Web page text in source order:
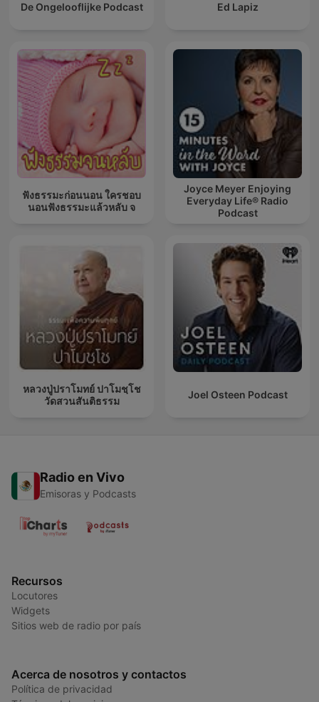
De Ongelooflijke Podcast Ed Lapiz
ฟังธรรมะก่อนนอน ใครชอบ
นอนฟังธรรมะแล้วหลับ จ
Joyce Meyer Enjoying
Everyday Life® Radio
Podcast
หลวงปู่ปราโมทย์ ปาโมชฺโช
วัดสวนสันติธรรม
Joel Osteen Podcast
Radio en Vivo
Emisoras y Podcasts
Recursos
Locutores
Widgets
Sitios web de radio por país
Acerca de nosotros y contactos
Política de privacidad